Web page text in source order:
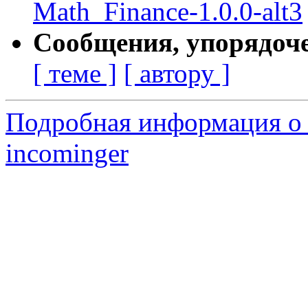
Math_Finance-1.0.0-alt3
Сообщения,
[ теме ] [ автору ]
Подробная информация о
incominger